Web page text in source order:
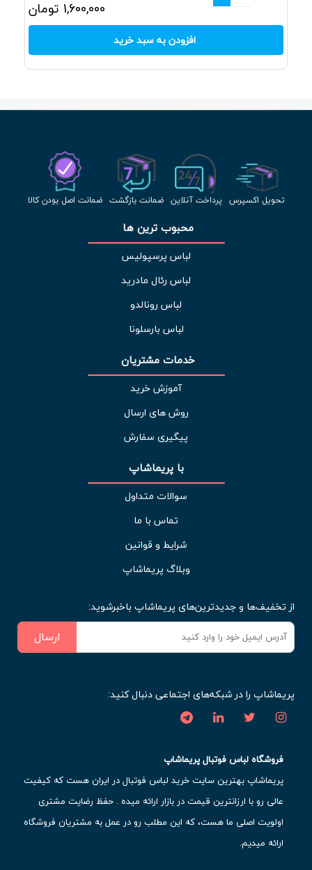
1,600,000 تومان
افزودن به سبد خرید
تحویل اکسپرس پرداخت آنلاین ضمانت بازگشت ضمانت اصل بودن کالا
محبوب ترین ها
لباس پرسپولیس
لباس رئال مادرید
لباس رونالدو
لباس بارسلونا
خدمات مشتریان
آموزش خرید
روش های ارسال
پیگیری سفارش
با پریماشاپ
سوالات متداول
تماس با ما
شرایط و قوانین
وبلاگ پریماشاپ
از تخفیف‌ها و جدیدترین‌های پریماشاپ باخبرشوید:
ارسال
پریماشاپ را در شبکه‌های اجتماعی دنبال کنید:
فروشگاه لباس فوتبال پریماشاپ
پریماشاپ بهترین سایت خرید لباس فوتبال در ایران هست که کیفیت
عالی رو با ارزانترین قیمت در بازار ارائه میده . حفظ رضایت مشتری
اولویت اصلی ما هست، که این مطلب رو در عمل به مشتریان فروشگاه
ارائه میدیم.